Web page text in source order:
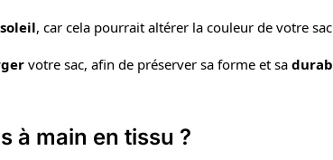
soleil, car cela pourrait altérer la couleur de votre
votre sac, afin de préserver sa forme et sa
à main en tissu ?